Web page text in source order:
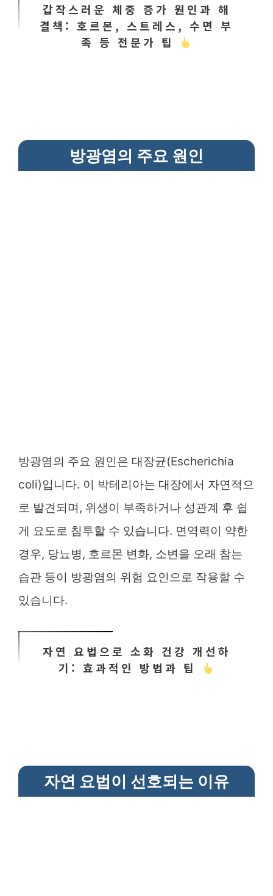
갑작스러운 체중 증가 원인과 해
결책: 호르몬, 스트레스, 수면 부
족 등 전문가 팁
방광염의 주요 원인
방광염의 주요 원인은 대장균(Escherichia
coli)입니다. 이 박테리아는 대장에서 자연적으
로 발견되며, 위생이 부족하거나 성관계 후 쉽
게 요도로 침투할 수 있습니다. 면역력이 약한
경우, 당뇨병, 호르몬 변화, 소변을 오래 참는
습관 등이 방광염의 위험 요인으로 작용할 수
있습니다.
자연 요법으로 소화 건강 개선하
기: 효과적인 방법과 팁
자연 요법이 선호되는 이유